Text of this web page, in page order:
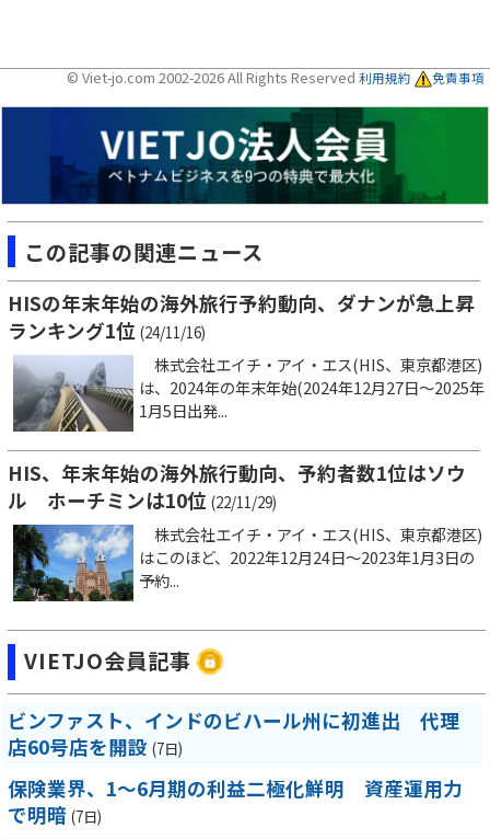
© Viet-jo.com 2002-2026 All Rights Reserved 利用規約 免責事項
この記事の関連ニュース
HISの年末年始の海外旅行予約動向、ダナンが急上昇
ランキング1位 (24/11/16)
株式会社エイチ・アイ・エス(HIS、東京都港区)
は、2024年の年末年始(2024年12月27日～2025年
1月5日出発...
HIS、年末年始の海外旅行動向、予約者数1位はソウ
ル ホーチミンは10位 (22/11/29)
株式会社エイチ・アイ・エス(HIS、東京都港区)
はこのほど、2022年12月24日〜2023年1月3日の
予約...
VIETJO会員記事
ビンファスト、インドのビハール州に初進出 代理
店60号店を開設 (7日)
保険業界、1～6月期の利益二極化鮮明 資産運用力
で明暗 (7日)